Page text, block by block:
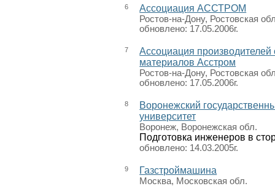
6 Ассоциация АССТРОМ
Ростов-на-Дону, Ростовская
обновлено: 17.05.2006г.
7
Ассоциация
материалов Асстром
Ростов-на-Дону, Ростовская
обновлено: 17.05.2006г.
8
Воронежский
университет
Воронеж, Воронежская обл.
Подготовка инженеров в
обновлено: 14.03.2005г.
9 Газстроймашина
Москва, Московская обл.